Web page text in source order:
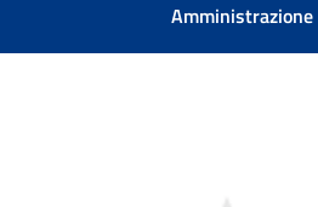
Amministrazione